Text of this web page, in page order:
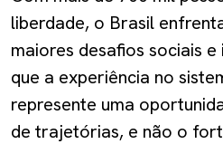
liberdade, o Brasil
maiores desafios sociais
que a experiência no
represente uma
de trajetórias, e não o